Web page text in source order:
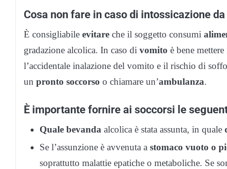
Cosa non fare in caso di intossicazione
È consigliabile evitare che il soggetto consumi
gradazione alcolica. In caso di vomito è bene
l’accidentale inalazione del vomito e il rischio di
un pronto soccorso o chiamare un’ambulanza.
È importante fornire ai soccorsi le
Quale bevanda alcolica è stata assunta, in quale
Se l’assunzione è avvenuta a stomaco vuoto o
soprattutto malattie epatiche o metaboliche. Se